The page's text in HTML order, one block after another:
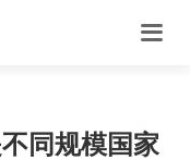
同规模国家